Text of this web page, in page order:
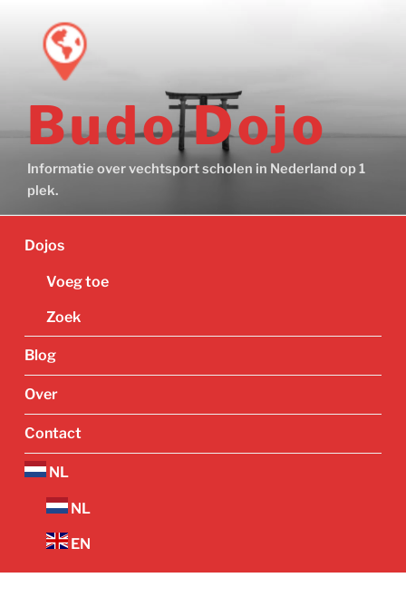
Budo Dojo
Informatie over vechtsport scholen in Nederland op 1
plek.
Dojos
Voeg toe
Zoek
Blog
Over
Contact
NL
NL
EN